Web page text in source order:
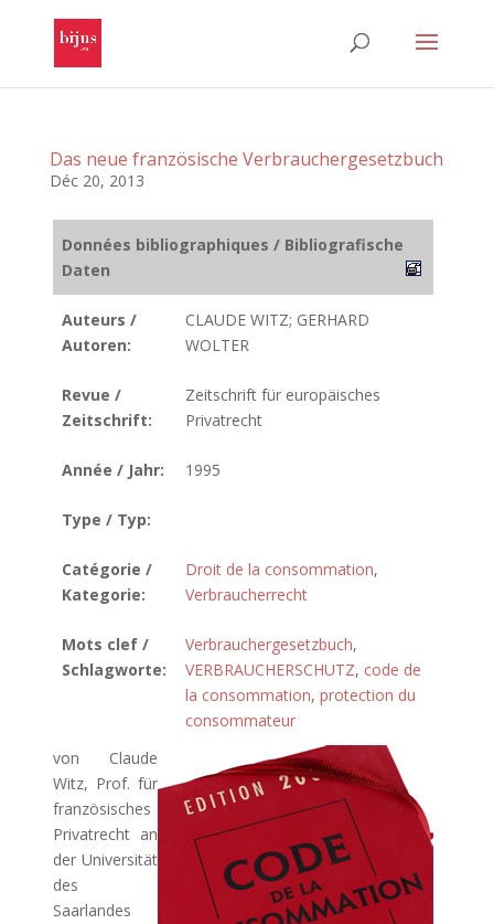
Das neue französische Verbrauchergesetzbuch
Déc 20, 2013
Données bibliographiques / Bibliografische
Daten
Auteurs /
Autoren:
CLAUDE WITZ; GERHARD
WOLTER
Revue /
Zeitschrift:
Zeitschrift für europäisches
Privatrecht
Année / Jahr: 1995
Type / Typ:
Catégorie /
Kategorie:
Droit de la consommation,
Verbraucherrecht
Mots clef /
Schlagworte:
Verbrauchergesetzbuch,
VERBRAUCHERSCHUTZ, code de
la consommation, protection du
consommateur
von Claude
Witz, Prof. für
französisches
Privatrecht an
der Universität
des
Saarlandes